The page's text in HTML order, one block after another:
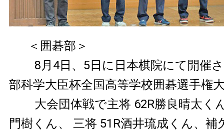
＜囲碁部＞
8月4日、5日に日本棋院にて開催
部科学大臣杯全国高等学校囲碁選手権
大会団体戦で主将 62R勝良晴太く
門樹くん、 三将 51R酒井琉成くん、補